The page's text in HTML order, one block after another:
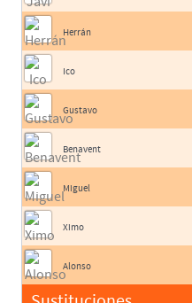
Herrán
Ico
Gustavo
Benavent
Miguel
Ximo
Alonso